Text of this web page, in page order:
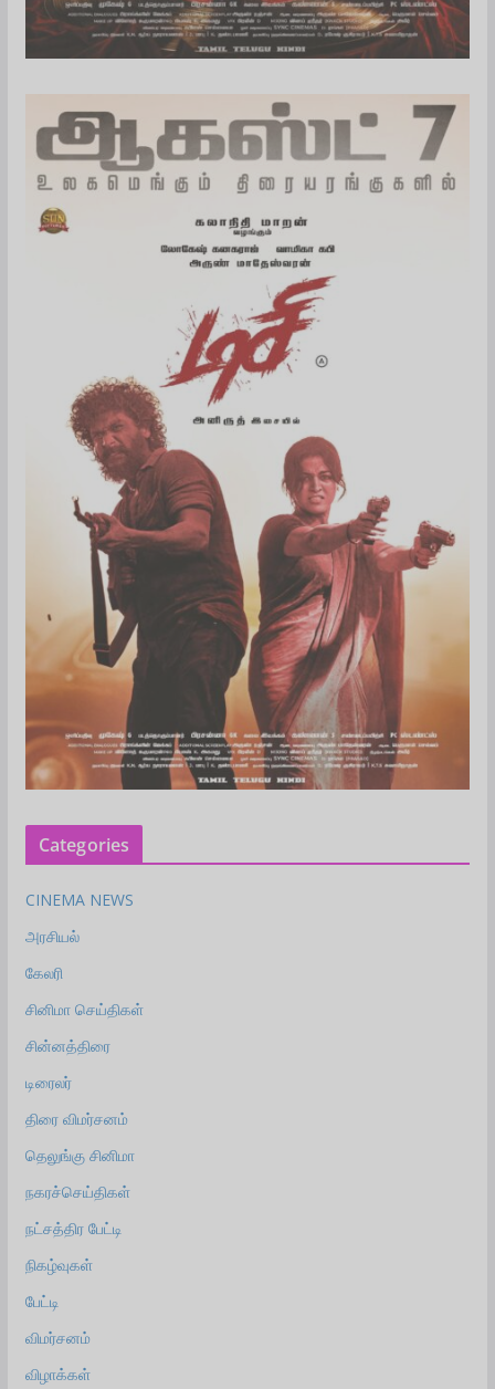
Categories
CINEMA NEWS
அரசியல்
கேலரி
சினிமா செய்திகள்
சின்னத்திரை
டிரைலர்
திரை விமர்சனம்
தெலுங்கு சினிமா
நகரச்செய்திகள்
நட்சத்திர பேட்டி
நிகழ்வுகள்
பேட்டி
விமர்சனம்
விழாக்கள்